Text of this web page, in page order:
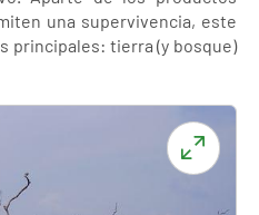
una supervivencia, este
principales: tierra (y bosque)